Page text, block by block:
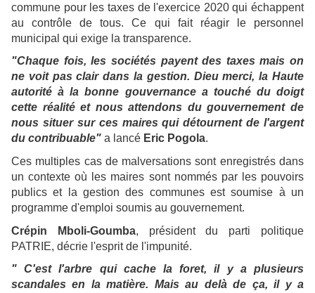
commune pour les taxes de l'exercice 2020 qui échappent
au contrôle de tous. Ce qui fait réagir le personnel
municipal qui exige la transparence.
"Chaque fois, les sociétés payent des taxes mais on
ne voit pas clair dans la gestion. Dieu merci, la Haute
autorité à la bonne gouvernance a touché du doigt
cette réalité et nous attendons du gouvernement de
nous situer sur ces maires qui détournent de l'argent
du contribuable" a lancé Eric Pogola.
Ces multiples cas de malversations sont enregistrés dans
un contexte où les maires sont nommés par les pouvoirs
publics et la gestion des communes est soumise à un
programme d'emploi soumis au gouvernement.
Crépin Mboli-Goumba, président du parti politique
PATRIE, décrie l'esprit de l'impunité.
" C'est l'arbre qui cache la foret, il y a plusieurs
scandales en la matière. Mais au delà de ça, il y a